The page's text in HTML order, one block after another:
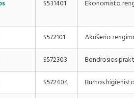
S531401 Ekonomisto
S572101 Akušerio
S572303 Bendrosios
S572404 Burnos